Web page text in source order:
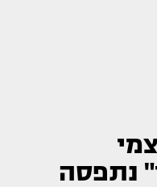
נתפסה